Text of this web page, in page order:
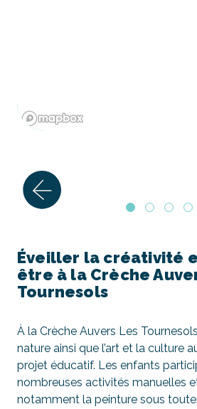
Éveiller la créativité
être à la Crèche
Tournesols
À la Crèche Auvers Les
nature ainsi que l’art et la culture
projet éducatif. Les enfants
nombreuses activités manuelles
notamment la peinture sous